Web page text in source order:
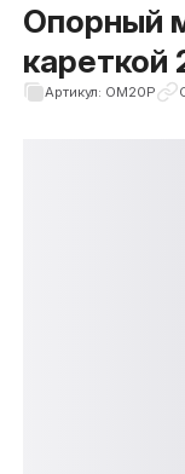
Опорный
Артикул: ОМ20Р